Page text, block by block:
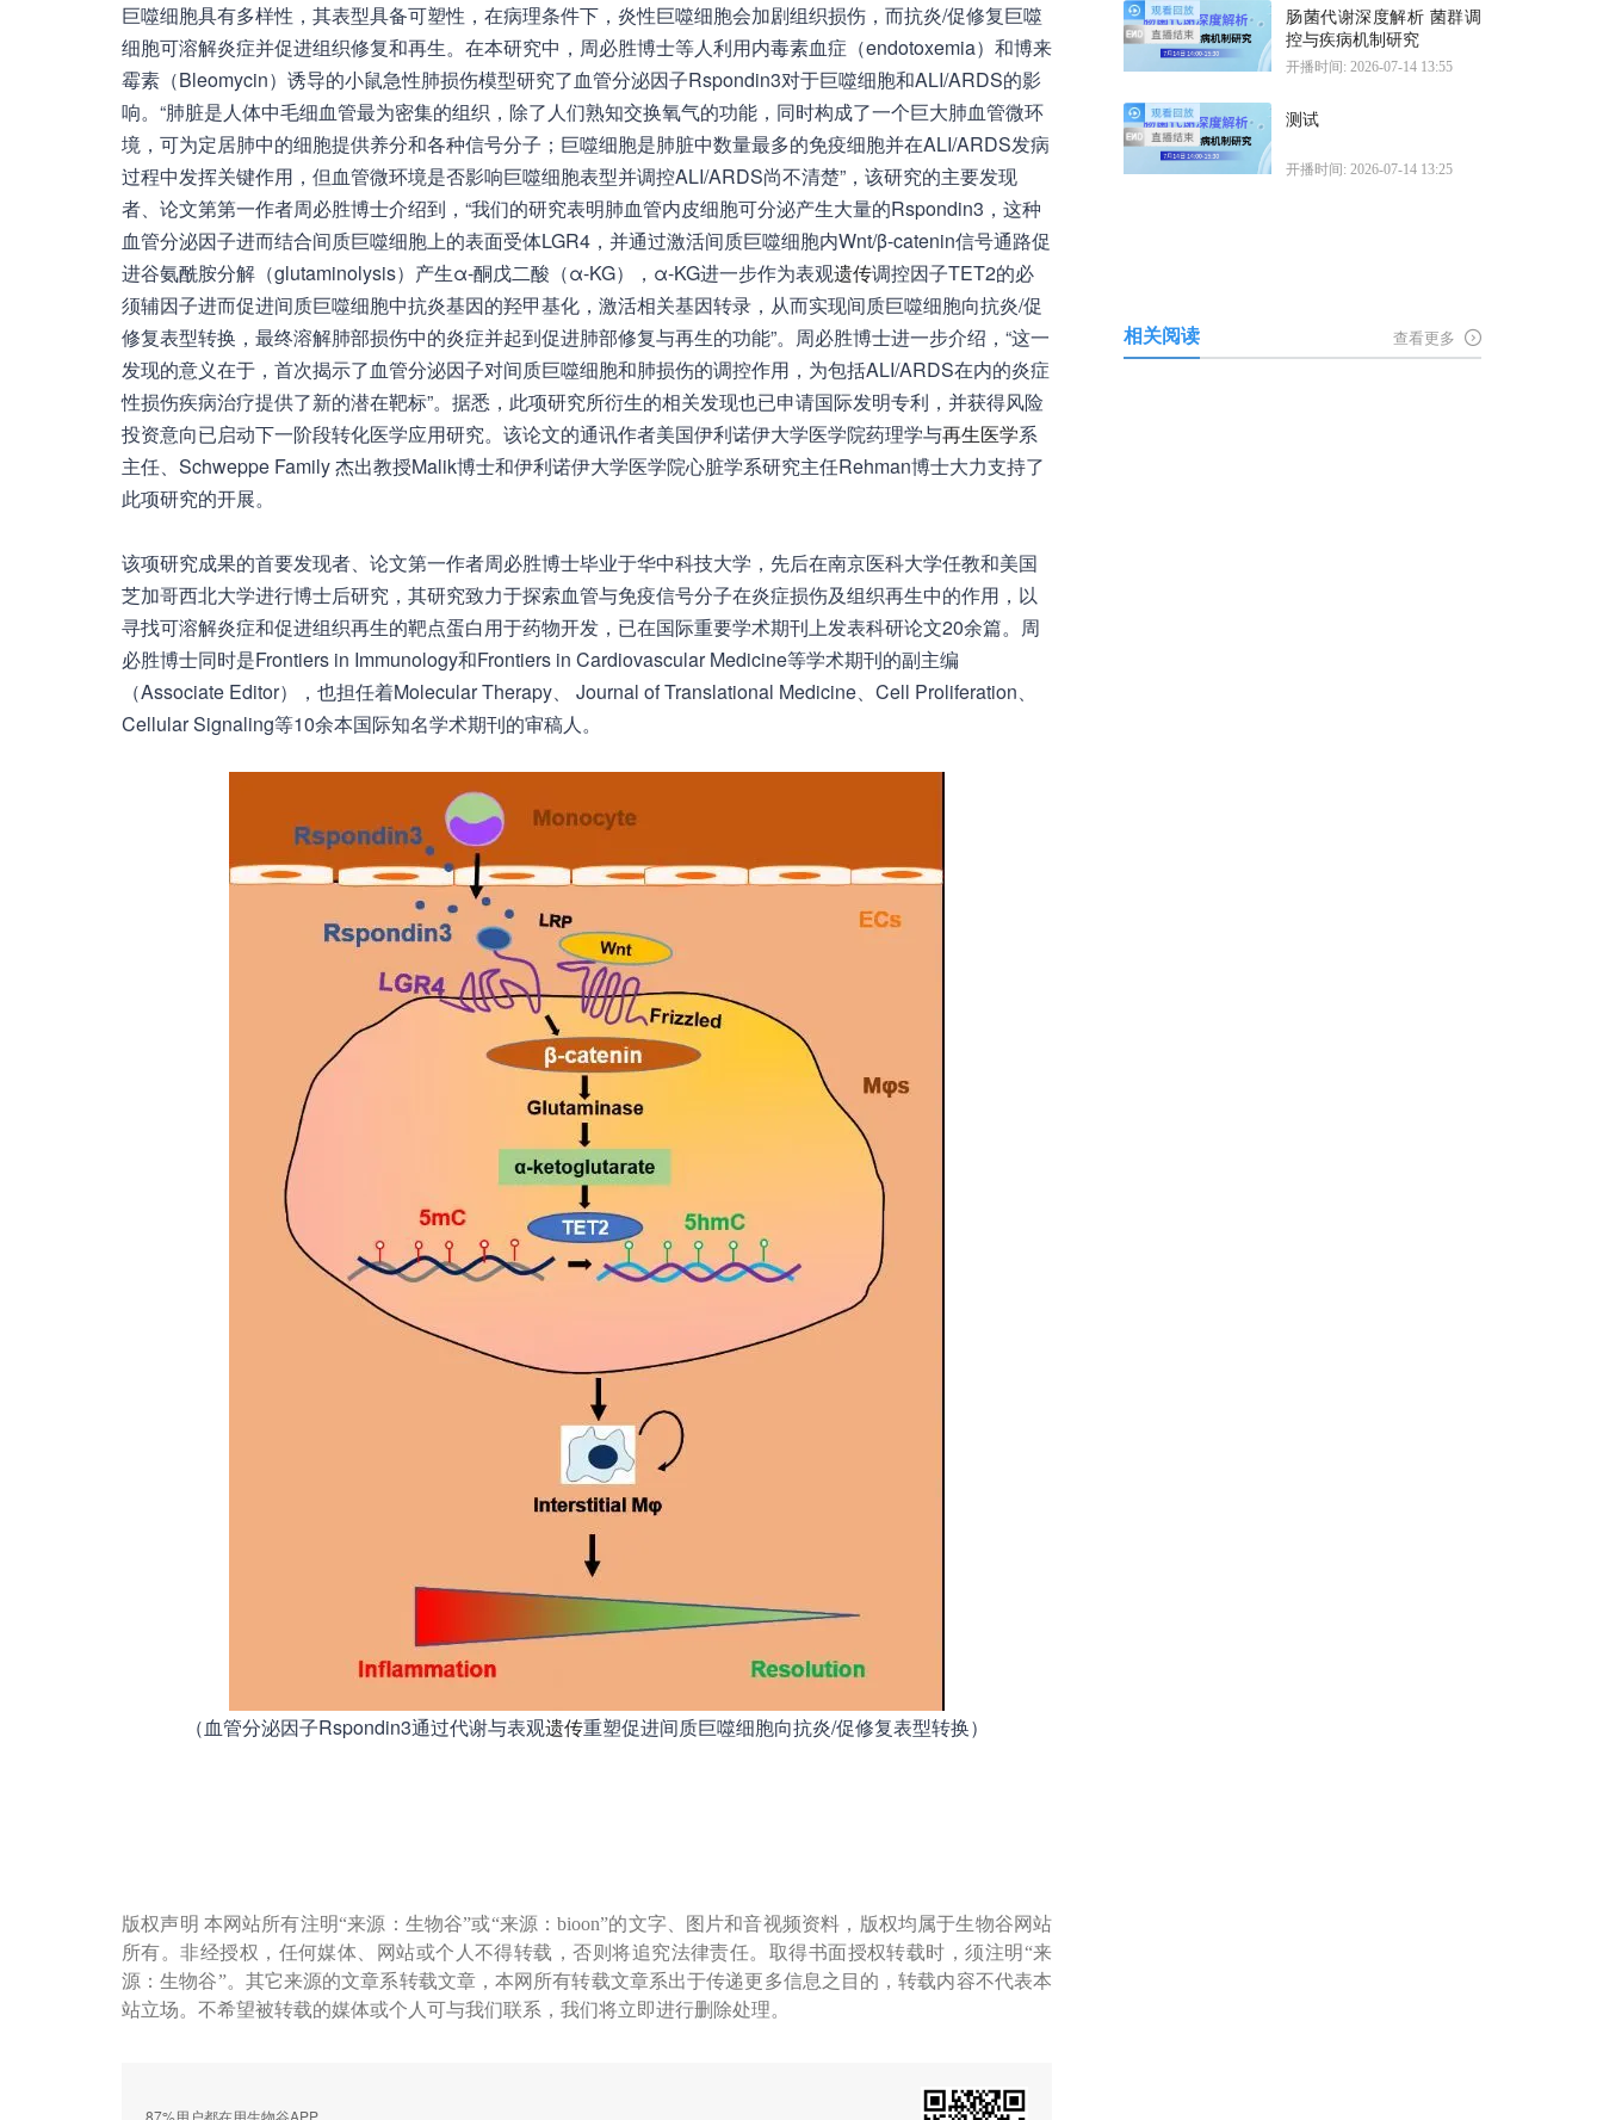
巨噬细胞具有多样性，其表型具备可塑性，在病理条件下，炎性巨噬细胞会加剧组织损伤，而抗炎/促修复巨噬
细胞可溶解炎症并促进组织修复和再生。在本研究中，周必胜博士等人利用内毒素血症（endotoxemia）和博来
霉素（Bleomycin）诱导的小鼠急性肺损伤模型研究了血管分泌因子Rspondin3对于巨噬细胞和ALI/ARDS的影
响。“肺脏是人体中毛细血管最为密集的组织，除了人们熟知交换氧气的功能，同时构成了一个巨大肺血管微环
境，可为定居肺中的细胞提供养分和各种信号分子；巨噬细胞是肺脏中数量最多的免疫细胞并在ALI/ARDS发病
过程中发挥关键作用，但血管微环境是否影响巨噬细胞表型并调控ALI/ARDS尚不清楚”，该研究的主要发现
者、论文第第一作者周必胜博士介绍到，“我们的研究表明肺血管内皮细胞可分泌产生大量的Rspondin3，这种
血管分泌因子进而结合间质巨噬细胞上的表面受体LGR4，并通过激活间质巨噬细胞内Wnt/β-catenin信号通路促
进谷氨酰胺分解（glutaminolysis）产生α-酮戊二酸（α-KG），α-KG进一步作为表观遗传调控因子TET2的必
须辅因子进而促进间质巨噬细胞中抗炎基因的羟甲基化，激活相关基因转录，从而实现间质巨噬细胞向抗炎/促
修复表型转换，最终溶解肺部损伤中的炎症并起到促进肺部修复与再生的功能”。周必胜博士进一步介绍，“这一
发现的意义在于，首次揭示了血管分泌因子对间质巨噬细胞和肺损伤的调控作用，为包括ALI/ARDS在内的炎症
性损伤疾病治疗提供了新的潜在靶标”。据悉，此项研究所衍生的相关发现也已申请国际发明专利，并获得风险
投资意向已启动下一阶段转化医学应用研究。该论文的通讯作者美国伊利诺伊大学医学院药理学与再生医学系
主任、Schweppe Family 杰出教授Malik博士和伊利诺伊大学医学院心脏学系研究主任Rehman博士大力支持了
此项研究的开展。
该项研究成果的首要发现者、论文第一作者周必胜博士毕业于华中科技大学，先后在南京医科大学任教和美国
芝加哥西北大学进行博士后研究，其研究致力于探索血管与免疫信号分子在炎症损伤及组织再生中的作用，以
寻找可溶解炎症和促进组织再生的靶点蛋白用于药物开发，已在国际重要学术期刊上发表科研论文20余篇。周
必胜博士同时是Frontiers in Immunology和Frontiers in Cardiovascular Medicine等学术期刊的副主编
（Associate Editor），也担任着Molecular Therapy、 Journal of Translational Medicine、Cell Proliferation、
Cellular Signaling等10余本国际知名学术期刊的审稿人。
（血管分泌因子Rspondin3通过代谢与表观遗传重塑促进间质巨噬细胞向抗炎/促修复表型转换）
版权声明 本网站所有注明“来源：生物谷”或“来源：bioon”的文字、图片和音视频资料，版权均属于生物谷网站
所有。非经授权，任何媒体、网站或个人不得转载，否则将追究法律责任。取得书面授权转载时，须注明“来
源：生物谷”。其它来源的文章系转载文章，本网所有转载文章系出于传递更多信息之目的，转载内容不代表本
站立场。不希望被转载的媒体或个人可与我们联系，我们将立即进行删除处理。
87%用户都在用生物谷APP
肠菌代谢深度解析 菌群调
控与疾病机制研究
开播时间: 2026-07-14 13:55
测试
开播时间: 2026-07-14 13:25
相关阅读 查看更多